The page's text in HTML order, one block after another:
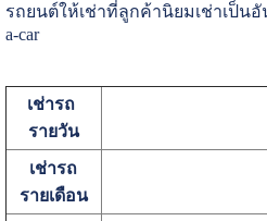
รถยนต์ให้เช่าที่ลูกค้านิยมเช่าเป็นอั
a-car
เช่ารถ
รายวัน
เช่ารถ
รายเดือน